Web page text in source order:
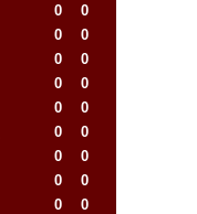
0
0
0
0
0
0
0
0
0
0
0
0
0
0
0
0
0
0